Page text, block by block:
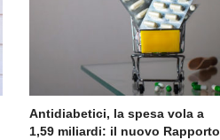
Antidiabetici, la spesa vola a
1,59 miliardi: il nuovo Rapporto